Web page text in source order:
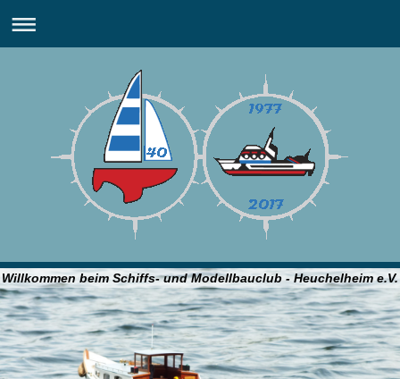
Willkommen beim Schiffs- und Modellbauclub - Heuchelheim e.V.